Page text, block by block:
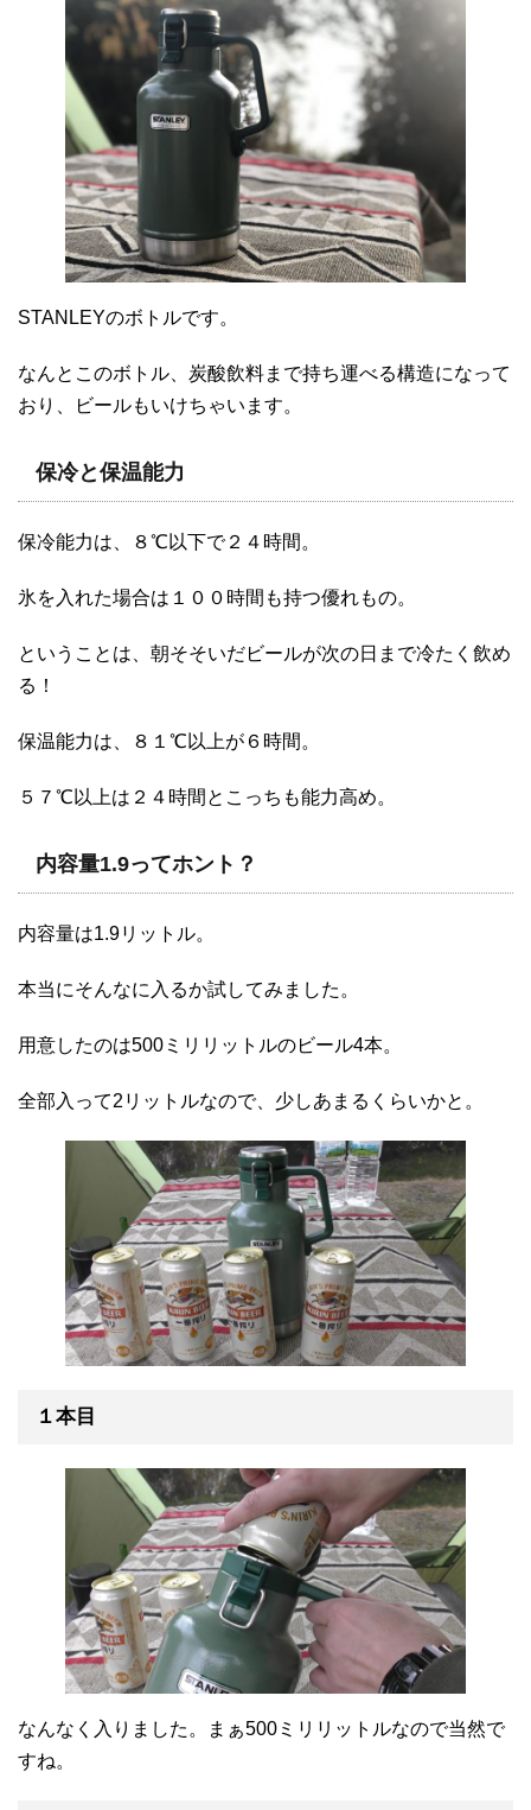
STANLEYのボトルです。
なんとこのボトル、炭酸飲料まで持ち運べる構造になって
おり、ビールもいけちゃいます。
保冷と保温能力
保冷能力は、８℃以下で２４時間。
氷を入れた場合は１００時間も持つ優れもの。
ということは、朝そそいだビールが次の日まで冷たく飲め
る！
保温能力は、８１℃以上が６時間。
５７℃以上は２４時間とこっちも能力高め。
内容量1.9ってホント？
内容量は1.9リットル。
本当にそんなに入るか試してみました。
用意したのは500ミリリットルのビール4本。
全部入って2リットルなので、少しあまるくらいかと。
１本目
なんなく入りました。まぁ500ミリリットルなので当然で
すね。